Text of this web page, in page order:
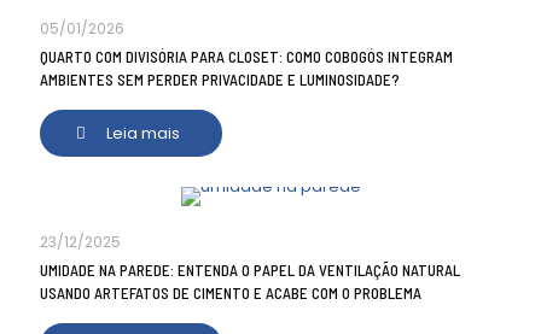
05/01/2026
QUARTO COM DIVISÓRIA PARA CLOSET: COMO COBOGÓS INTEGRAM
AMBIENTES SEM PERDER PRIVACIDADE E LUMINOSIDADE?
Leia mais
23/12/2025
UMIDADE NA PAREDE: ENTENDA O PAPEL DA VENTILAÇÃO NATURAL
USANDO ARTEFATOS DE CIMENTO E ACABE COM O PROBLEMA